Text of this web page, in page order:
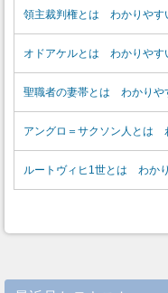
領主裁判権とは わかりやす
オドアケルとは わかりやす
聖職者の妻帯とは わかりや
アングロ＝サクソン人とは
ルートヴィヒ1世とは わか